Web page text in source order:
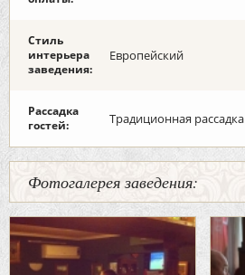
Стиль
интерьера
заведения:
Европейский
Рассадка
гостей:
Традиционная рассадка
Фотогалерея заведения: